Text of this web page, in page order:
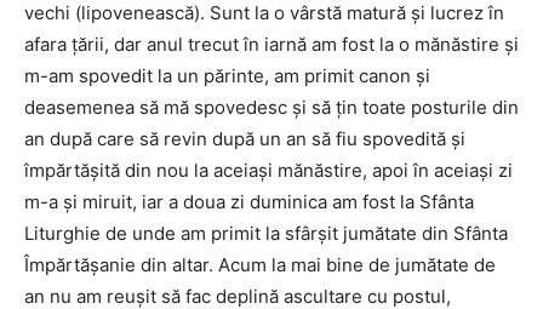
vechi (lipovenească). Sunt la o vârstă matură şi lucrez în
afara ţării, dar anul trecut în iarnă am fost la o mănăstire şi
m-am spovedit la un părinte, am primit canon şi
deasemenea să mă spovedesc şi să ţin toate posturile din
an după care să revin după un an să fiu spovedită şi
împărtăşită din nou la aceiaşi mănăstire, apoi în aceiaşi zi
m-a şi miruit, iar a doua zi duminica am fost la Sfânta
Liturghie de unde am primit la sfârşit jumătate din Sfânta
Împărtăşanie din altar. Acum la mai bine de jumătate de
an nu am reuşit să fac deplină ascultare cu postul,